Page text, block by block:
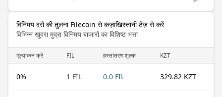
विनिमय दरों की तुलना Filecoin से कज़ाखिस्तानी टेंज़ से करें
विभिन्न खुदरा मुद्रा विनिमय बाजारों का विशिष्ट भत्ता
मूल्यांकन करें FIL हस्तांतरण शुल्क KZT
0% 1 FIL 0.0 FIL 329.82 KZT